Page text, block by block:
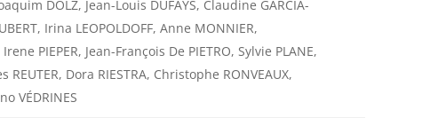
DOLZ, Jean-Louis DUFAYS, Claudine GARCIA-
Irina LEOPOLDOFF, Anne MONNIER,
PIEPER, Jean-François De PIETRO, Sylvie PLANE,
REUTER, Dora RIESTRA, Christophe RONVEAUX,
VÉDRINES